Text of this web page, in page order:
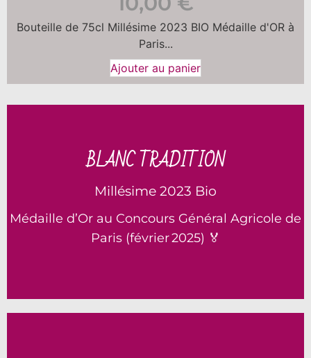
Bouteille de 75cl Millésime 2023 BIO Médaille d'OR à
Paris...
Ajouter au panier
BLANC TRADITION
Millésime 2023 Bio
Médaille d’Or au Concours Général Agricole de
Paris (février 2025) 🏅
Une expression raffinée qui associe 70 % de
Chardonnay à 30 % de Tressallier, un cépage
rare et typique de Saint‑Pourçain, cultivé avec
En Savoir Plus